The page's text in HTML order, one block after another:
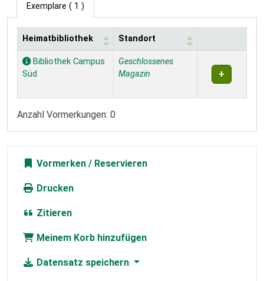
Exemplare ( 1 )
Exemplare
Heimatbibliothek Standort
Bibliothek Campus
Süd
Geschlossenes
Magazin
Anzahl Vormerkungen: 0
Vormerken
Drucken
Zitieren
Meinem Korb hinzufügen
Datensatz speichern